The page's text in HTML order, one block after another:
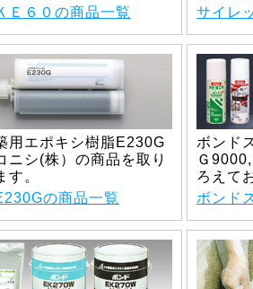
Ｅ６０の商品一覧
サイレ
用エポキシ樹脂E230G
ニシ(株）の商品を取り
す。
の商品一覧
ボンド
Ｇ
ろえて
ボンド